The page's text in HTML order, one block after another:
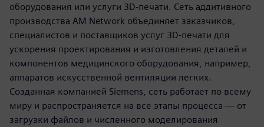
оборудования или услуги 3D-печати. Сеть аддитивного
производства AM Network объединяет заказчиков,
специалистов и поставщиков услуг 3D-печати для
ускорения проектирования и изготовления деталей и
компонентов медицинского оборудования, например,
аппаратов искусственной вентиляции легких.
Созданная компанией Siemens, сеть работает по всему
миру и распространяется на все этапы процесса — от
загрузки файлов и численного моделирования